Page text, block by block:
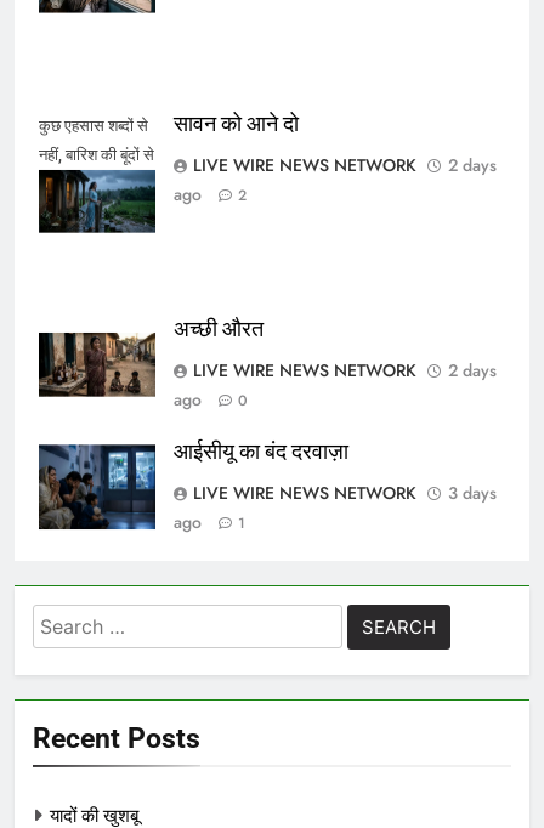
कुछ एहसास शब्दों से
नहीं, बारिश की बूंदों से
कहे जाते हैं।
सावन को आने दो
LIVE WIRE NEWS NETWORK
2 days
ago
2
अच्छी औरत
LIVE WIRE NEWS NETWORK
2 days
ago
0
आईसीयू का बंद दरवाज़ा
LIVE WIRE NEWS NETWORK
3 days
ago
1
Search
for:
Recent Posts
यादों की खुशबू